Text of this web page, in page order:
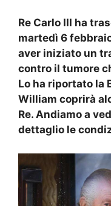
Re Carlo III ha
martedì 6
aver iniziato un
contro il tumore
Lo ha riportato la
William coprirà
Re. Andiamo a
dettaglio le